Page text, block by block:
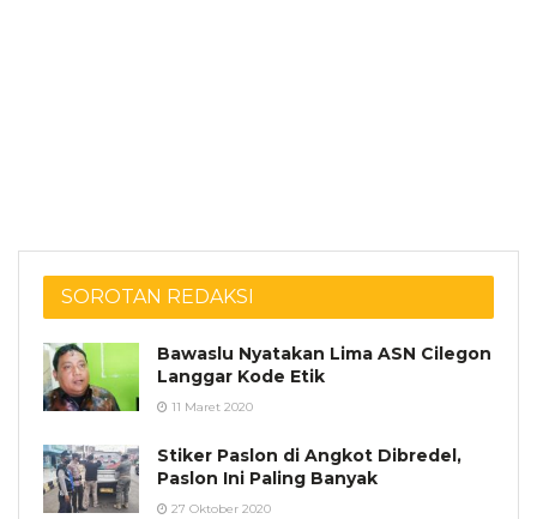
SOROTAN REDAKSI
Bawaslu Nyatakan Lima ASN Cilegon
Langgar Kode Etik
11 Maret 2020
Stiker Paslon di Angkot Dibredel,
Paslon Ini Paling Banyak
27 Oktober 2020